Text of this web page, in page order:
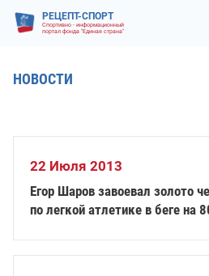
РЕЦЕПТ-СПОРТ
Спортивно - информационный
портал фонда "Единая страна"
НОВОСТИ
22 Июля 2013
Егор Шаров завоевал золото
по легкой атлетике в беге на